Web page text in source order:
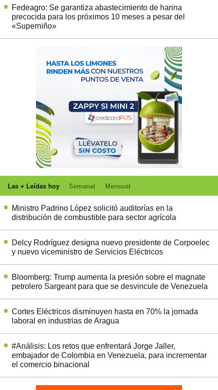
Fedeagro: Se garantiza abastecimiento de harina
precocida para los próximos 10 meses a pesar del
«Superniño»
Las + Leídas hoy Semanal Mensual
Ministro Padrino López solicitó auditorías en la
distribución de combustible para sector agrícola
Delcy Rodríguez designa nuevo presidente de Corpoelec
y nuevo viceministro de Servicios Eléctricos
Bloomberg: Trump aumenta la presión sobre el magnate
petrolero Sargeant para que se desvincule de Venezuela
Cortes Eléctricos disminuyen hasta en 70% la jornada
laboral en industrias de Aragua
#Análisis: Los retos que enfrentará Jorge Jaller,
embajador de Colombia en Venezuela, para incrementar
el comercio binacional